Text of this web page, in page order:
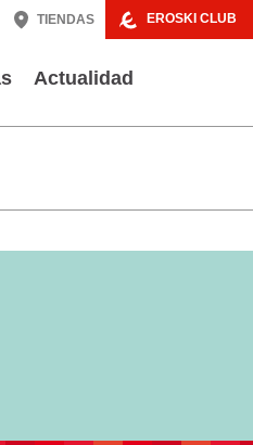
EROSKI CLUB
TIENDAS
Actualidad